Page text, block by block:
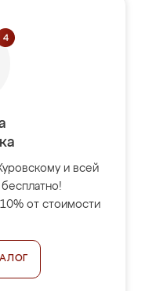
и всей
от стоимости